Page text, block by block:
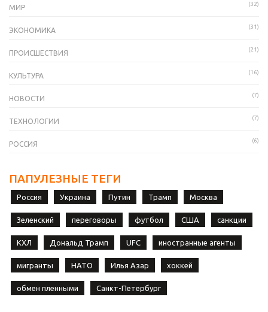
МИР (32)
ЭКОНОМИКА (31)
ПРОИСШЕСТВИЯ (21)
КУЛЬТУРА (16)
НОВОСТИ (7)
ТЕХНОЛОГИИ (7)
РОССИЯ (6)
ПАПУЛЕЗНЫЕ ТЕГИ
Россия Украина Путин Трамп Москва
Зеленский переговоры футбол США санкции
КХЛ Дональд Трамп UFC иностранные агенты
мигранты НАТО Илья Азар хоккей
обмен пленными Санкт-Петербург